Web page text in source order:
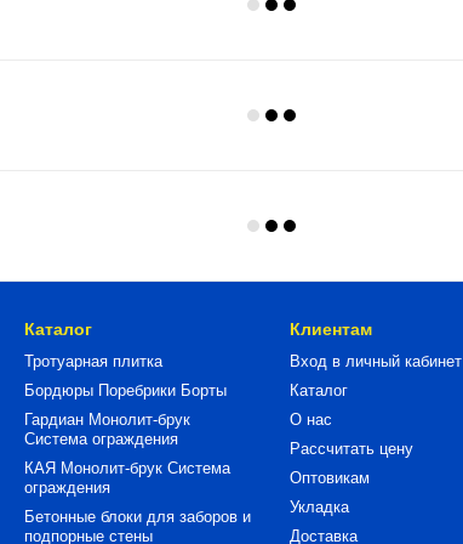
Каталог
Тротуарная плитка
Бордюры Поребрики Борты
Гардиан Монолит-брук
Система ограждения
КАЯ Монолит-брук Система
ограждения
Бетонные блоки для заборов и
подпорные стены
Клиентам
Вход в личный кабинет
Каталог
О нас
Рассчитать цену
Оптовикам
Укладка
Доставка